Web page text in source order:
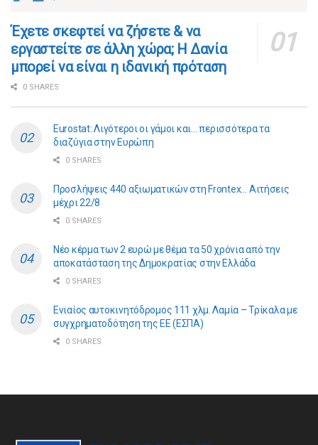
​​Έχετε σκεφτεί να ζήσετε & να
εργαστείτε σε άλλη χώρα; Η Δανία
μπορεί να είναι η ιδανική πρόταση
0 SHARES
Eurostat: Λιγότεροι οι γάμοι και… περισσότερα τα
διαζύγια στην Ευρώπη
0 SHARES
Προσλήψεις 440 αξιωματικών στη Frontex… Αιτήσεις
μέχρι 22/8
0 SHARES
Νέο κέρμα των 2 ευρώ με θέμα τα 50 χρόνια από την
αποκατάσταση της Δημοκρατίας στην Ελλάδα
0 SHARES
Ενιαίος αυτοκινητόδρομος 111 χλμ. Λαμία – Τρίκαλα με
συγχρηματοδότηση της ΕE (ΕΣΠΑ)
0 SHARES